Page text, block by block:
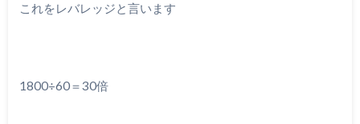
これをレバレッジと言います
1800÷60＝30倍